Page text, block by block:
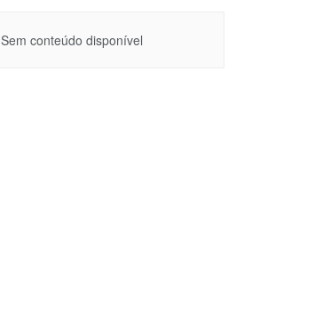
Sem conteúdo disponível